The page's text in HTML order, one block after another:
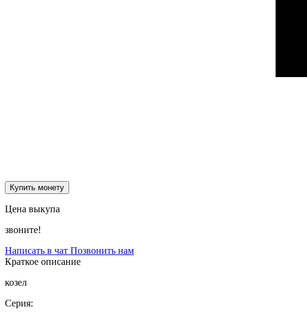
Купить монету
Цена выкупа
звоните!
Написать в чат Позвонить нам
Краткое описание
козел
Серия: